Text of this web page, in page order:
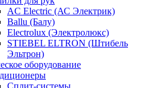
AC Electric (АС Электрик)
Ballu (Балу)
Electrolux (Электролюкс)
STIEBEL ELTRON (Штибель
Эльтрон)
оборудование
Сплит-системы